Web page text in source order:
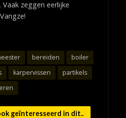
zeggen eerlijke
bereiden
boiler
karpervissen
partikels
geïnteresseerd in dit..